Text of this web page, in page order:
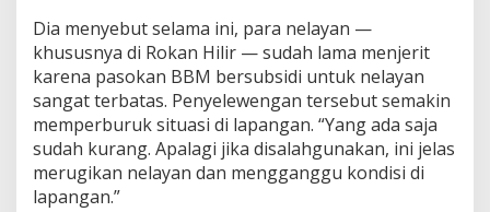
t
u
a
H
N
S
I
R
i
Dia menyebut selama ini, para nelayan —
khususnya di Rokan Hilir — sudah lama menjerit
karena pasokan BBM bersubsidi untuk nelayan
sangat terbatas. Penyelewengan tersebut semakin
memperburuk situasi di lapangan. “Yang ada saja
sudah kurang. Apalagi jika disalahgunakan, ini jelas
merugikan nelayan dan mengganggu kondisi di
lapangan.”